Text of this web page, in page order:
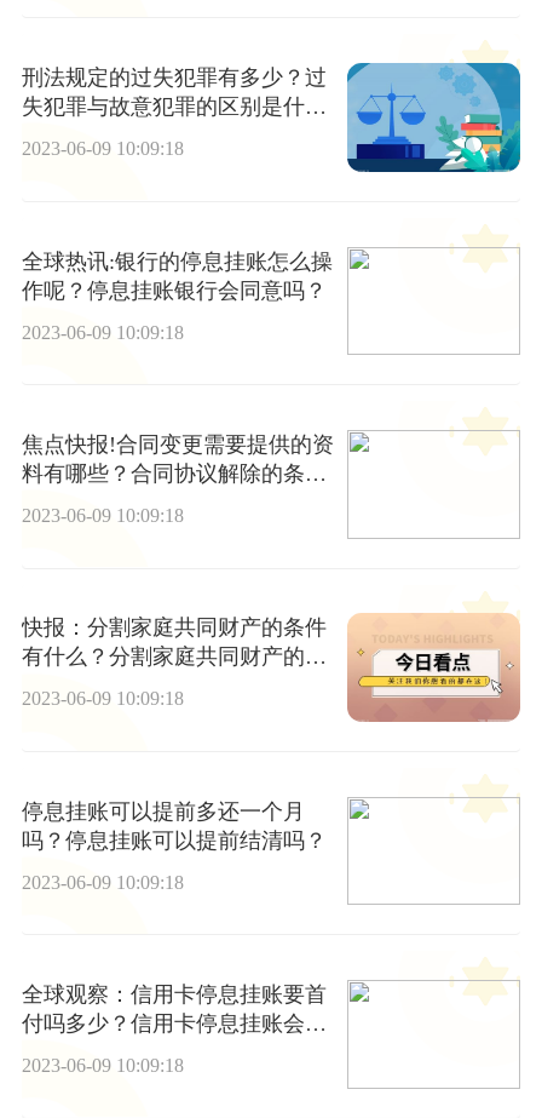
刑法规定的过失犯罪有多少？过
失犯罪与故意犯罪的区别是什
么？ 世界资讯
2023-06-09 10:09:18
全球热讯:银行的停息挂账怎么操
作呢？停息挂账银行会同意吗？
2023-06-09 10:09:18
焦点快报!合同变更需要提供的资
料有哪些？合同协议解除的条件
有哪些？
2023-06-09 10:09:18
快报：分割家庭共同财产的条件
有什么？分割家庭共同财产的原
则有哪些？
2023-06-09 10:09:18
停息挂账可以提前多还一个月
吗？停息挂账可以提前结清吗？
2023-06-09 10:09:18
全球观察：信用卡停息挂账要首
付吗多少？信用卡停息挂账会不
会影响征信？
2023-06-09 10:09:18